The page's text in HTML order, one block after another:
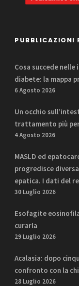
PUBBLICAZIONI
Cosa succede
diabete: la mappa
6 Agosto 2026
Un occhio
trattamento più
4 Agosto 2026
MASLD ed
progredisce
epatica. I dati del
30 Luglio 2026
Esofagite
curarla
29 Luglio 2026
Acalasia: dopo
confronto con la
28 Luglio 2026